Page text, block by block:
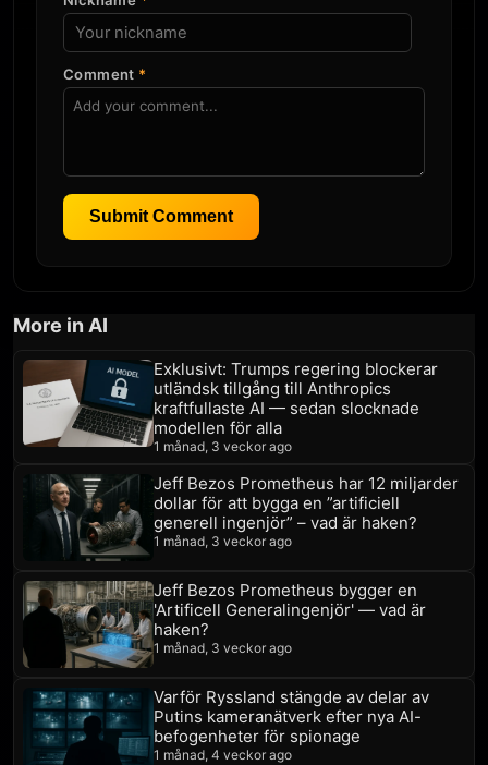
Comment *
Submit Comment
More in AI
Exklusivt: Trumps regering blockerar
utländsk tillgång till Anthropics
kraftfullaste AI — sedan slocknade
modellen för alla
1 månad, 3 veckor ago
Jeff Bezos Prometheus har 12 miljarder
dollar för att bygga en ”artificiell
generell ingenjör” – vad är haken?
1 månad, 3 veckor ago
Jeff Bezos Prometheus bygger en
'Artificell Generalingenjör' — vad är
haken?
1 månad, 3 veckor ago
Varför Ryssland stängde av delar av
Putins kameranätverk efter nya AI-
befogenheter för spionage
1 månad, 4 veckor ago